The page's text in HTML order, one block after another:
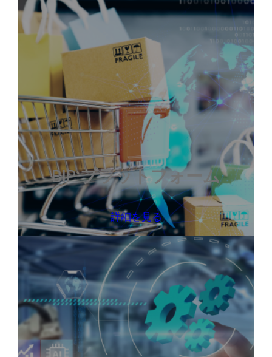
BIPプラットフォーム
詳細を見る